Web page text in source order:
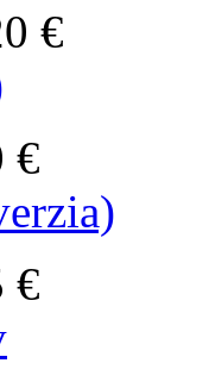
€
€
€